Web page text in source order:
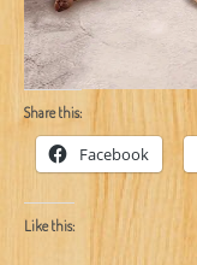
Share this:
Facebook
Like this: